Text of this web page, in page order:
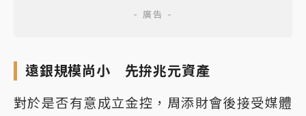
遠銀規模尚小 先拚兆元資產
對於是否有意成立金控，周添財會後接受媒體